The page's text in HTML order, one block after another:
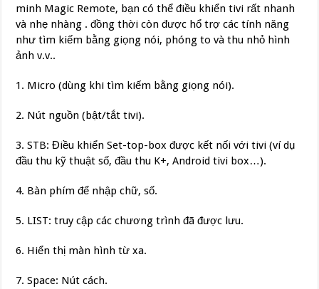
minh Magic Remote, bạn có thể điều khiển tivi rất nhanh
và nhẹ nhàng . đồng thời còn được hổ trợ các tính năng
như tìm kiếm bằng giọng nói, phóng to và thu nhỏ hình
ảnh v.v..
1. Micro (dùng khi tìm kiếm bằng giọng nói).
2. Nút nguồn (bật/tắt tivi).
3. STB: Điều khiển Set-top-box được kết nối với tivi (ví dụ
đầu thu kỹ thuật số, đầu thu K+, Android tivi box…).
4. Bàn phím để nhập chữ, số.
5. LIST: truy cập các chương trình đã được lưu.
6. Hiển thị màn hình từ xa.
7. Space: Nút cách.